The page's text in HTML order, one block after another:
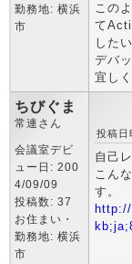
勤務地: 横浜
市
この
て
した
デバ
宜し
ちびぐま
常連さん
会議室デビ
ュー日: 200
4/09/09
投稿数: 37
お住まい・
勤務地: 横浜
市
投稿
自己
こん
す。